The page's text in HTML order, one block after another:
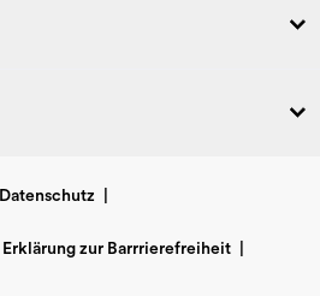
Datenschutz
Erklärung zur Barrrierefreiheit